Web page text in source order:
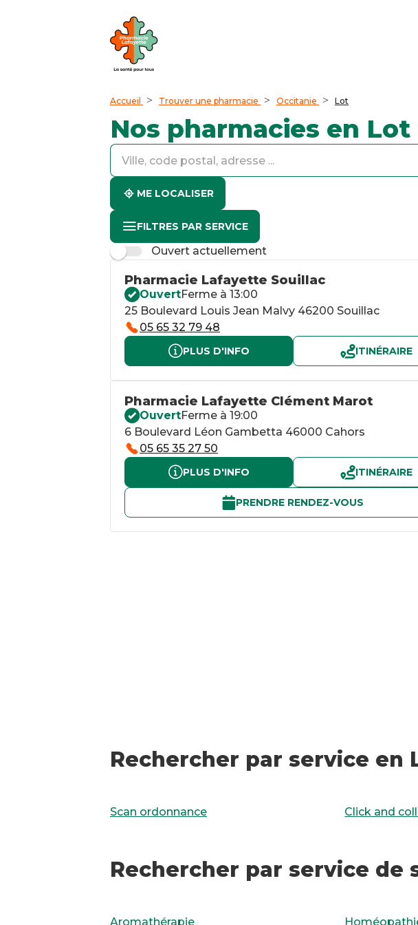
Accueil Trouver une pharmacie Occitanie Lot
Nos pharmacies en Lot
accessibility.searchform.label.searchformaccessibility.searchform.label.searchinput
accessibility.searchform.autocomplete_status
ME LOCALISER
FILTRES PAR SERVICE
Ouvert actuellement
Pharmacie Lafayette Souillac
OuvertFerme à 13:00
25 Boulevard Louis Jean Malvy 46200 Souillac
05 65 32 79 48
PLUS D'INFO ITINÉRAIRE
Pharmacie Lafayette Clément Marot
OuvertFerme à 19:00
6 Boulevard Léon Gambetta 46000 Cahors
05 65 35 27 50
PLUS D'INFO ITINÉRAIRE
PRENDRE RENDEZ-VOUS
Rechercher par service en
Scan ordonnance Click and
Rechercher par service de
Aromathérapie